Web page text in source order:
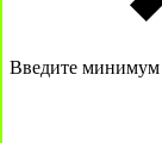
Введите минимум